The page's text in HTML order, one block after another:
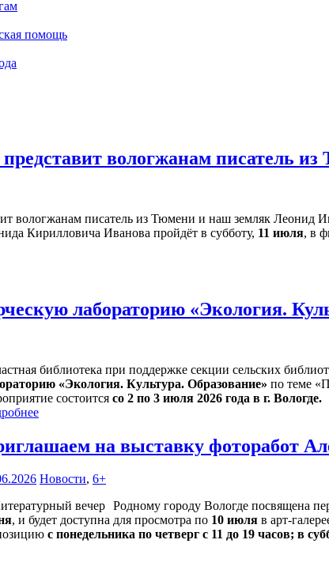
помощь
вологжанам писатель
Кирилловича Иванова пройдёт в субботу, 11 июля, в
лабораторию «Экология.
библиотека при поддержке секции сельских
«Экология. Культура. Образование» по теме
состоится со 2 по 3 июля 2026 года в г. Вологде.
на выставку фоторабот
Новости, 6+
Родному городу Вологде посвящена
, и будет доступна для просмотра по 10 июля в арт-
с понедельника по четверг с 11 до 19 часов; в